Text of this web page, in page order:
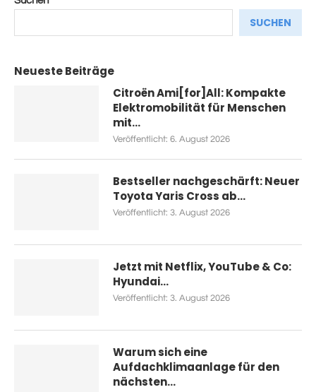
SUCHEN
Neueste Beiträge
Citroën Ami[for]All: Kompakte
Elektromobilität für Menschen
mit...
Veröffentlicht: 6. August 2026
Bestseller nachgeschärft: Neuer
Toyota Yaris Cross ab...
Veröffentlicht: 3. August 2026
Jetzt mit Netflix, YouTube & Co:
Hyundai...
Veröffentlicht: 3. August 2026
Warum sich eine
Aufdachklimaanlage für den
nächsten...